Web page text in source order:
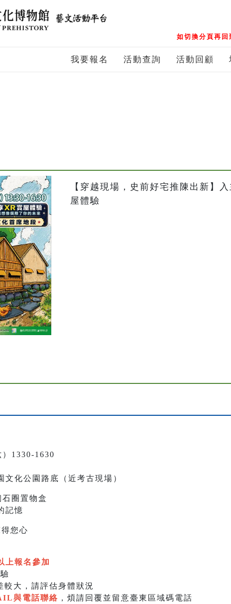
如切換分頁再
我要報名 活動查詢 活動回顧
【穿越現場，史前好宅推陳出新】
屋體驗
1330-1630
化公園路底（近考古現場）
圈置物盒
記憶
您心
上報名參加
較大，請評估身體狀況
與電話聯絡 ，煩請回覆並留意臺東區域碼電話